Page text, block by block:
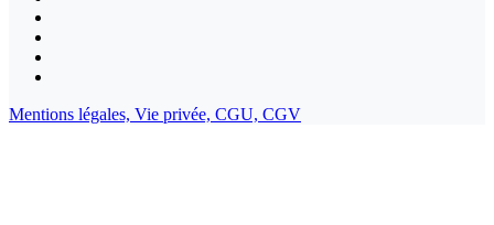
Mentions légales, Vie privée, CGU, CGV